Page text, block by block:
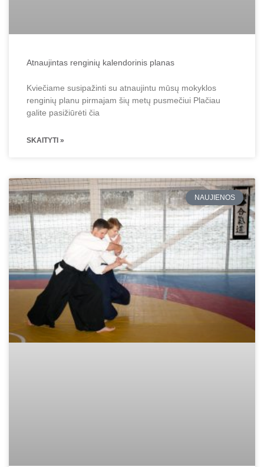
Atnaujintas renginių kalendorinis planas
Kviečiame susipažinti su atnaujintu mūsų mokyklos
renginių planu pirmajam šių metų pusmečiui Plačiau
galite pasižiūrėti čia
SKAITYTI »
NAUJIENOS